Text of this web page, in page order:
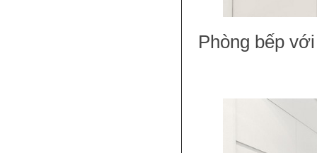
Phòng bếp